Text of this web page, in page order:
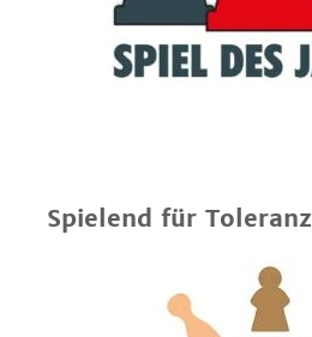
Spielend für Toleranz